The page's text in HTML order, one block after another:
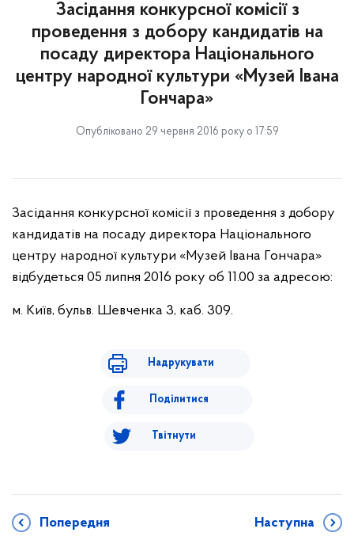
Засідання конкурсної комісії з
проведення з добору кандидатів на
посаду директора Національного
центру народної культури «Музей Івана
Гончара»
Опубліковано 29 червня 2016 року о 17:59
Засідання конкурсної комісії з проведення з добору
кандидатів на посаду директора Національного
центру народної культури «Музей Івана Гончара»
відбудеться 05 липня 2016 року об 11.00 за адресою:
м. Київ, бульв. Шевченка 3, каб. 309.
Надрукувати
Поділитися
Твітнути
Попередня Наступна